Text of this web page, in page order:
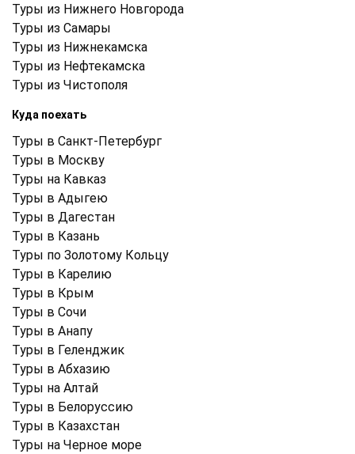
Туры из Нижнего Новгорода
Туры из Самары
Туры из Нижнекамска
Туры из Нефтекамска
Туры из Чистополя
Куда поехать
Туры в Санкт-Петербург
Туры в Москву
Туры на Кавказ
Туры в Адыгею
Туры в Дагестан
Туры в Казань
Туры по Золотому Кольцу
Туры в Карелию
Туры в Крым
Туры в Cочи
Туры в Анапу
Туры в Геленджик
Туры в Абхазию
Туры на Алтай
Туры в Белоруссию
Туры в Казахстан
Туры на Черное море